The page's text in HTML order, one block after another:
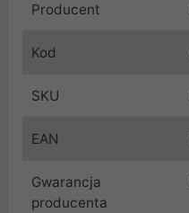
Producent
Kod
SKU
EAN
Gwarancja
producenta